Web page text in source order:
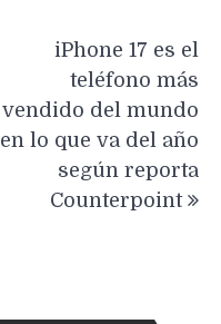
iPhone 17 es el
teléfono más
vendido del mundo
en lo que va del año
según reporta
Counterpoint